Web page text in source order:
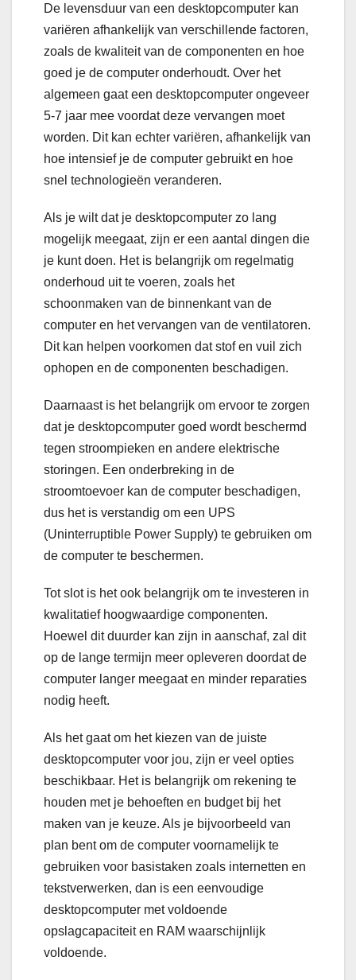
De levensduur van een desktopcomputer kan
variëren afhankelijk van verschillende factoren,
zoals de kwaliteit van de componenten en hoe
goed je de computer onderhoudt. Over het
algemeen gaat een desktopcomputer ongeveer
5-7 jaar mee voordat deze vervangen moet
worden. Dit kan echter variëren, afhankelijk van
hoe intensief je de computer gebruikt en hoe
snel technologieën veranderen.
Als je wilt dat je desktopcomputer zo lang
mogelijk meegaat, zijn er een aantal dingen die
je kunt doen. Het is belangrijk om regelmatig
onderhoud uit te voeren, zoals het
schoonmaken van de binnenkant van de
computer en het vervangen van de ventilatoren.
Dit kan helpen voorkomen dat stof en vuil zich
ophopen en de componenten beschadigen.
Daarnaast is het belangrijk om ervoor te zorgen
dat je desktopcomputer goed wordt beschermd
tegen stroompieken en andere elektrische
storingen. Een onderbreking in de
stroomtoevoer kan de computer beschadigen,
dus het is verstandig om een UPS
(Uninterruptible Power Supply) te gebruiken om
de computer te beschermen.
Tot slot is het ook belangrijk om te investeren in
kwalitatief hoogwaardige componenten.
Hoewel dit duurder kan zijn in aanschaf, zal dit
op de lange termijn meer opleveren doordat de
computer langer meegaat en minder reparaties
nodig heeft.
Als het gaat om het kiezen van de juiste
desktopcomputer voor jou, zijn er veel opties
beschikbaar. Het is belangrijk om rekening te
houden met je behoeften en budget bij het
maken van je keuze. Als je bijvoorbeeld van
plan bent om de computer voornamelijk te
gebruiken voor basistaken zoals internetten en
tekstverwerken, dan is een eenvoudige
desktopcomputer met voldoende
opslagcapaciteit en RAM waarschijnlijk
voldoende.